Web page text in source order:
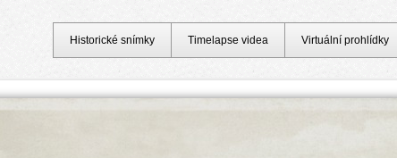
Historické snímky Timelapse videa Virtuální prohlídky